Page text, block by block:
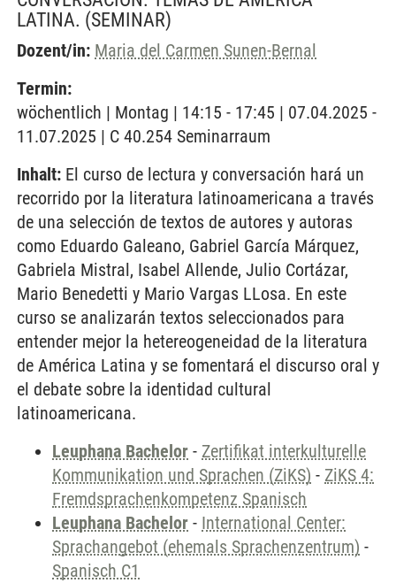
LATINA. (SEMINAR)
Dozent/in: Maria del Carmen Sunen-Bernal
Termin:
wöchentlich | Montag | 14:15 - 17:45 | 07.04.2025 -
11.07.2025 | C 40.254 Seminarraum
Inhalt: El curso de lectura y conversación hará un
recorrido por la literatura latinoamericana a través
de una selección de textos de autores y autoras
como Eduardo Galeano, Gabriel García Márquez,
Gabriela Mistral, Isabel Allende, Julio Cortázar,
Mario Benedetti y Mario Vargas LLosa. En este
curso se analizarán textos seleccionados para
entender mejor la hetereogeneidad de la literatura
de América Latina y se fomentará el discurso oral y
el debate sobre la identidad cultural
latinoamericana.
Leuphana Bachelor - Zertifikat interkulturelle
Kommunikation und Sprachen (ZiKS) - ZiKS 4:
Fremdsprachenkompetenz Spanisch
Leuphana Bachelor - International Center:
Sprachangebot (ehemals Sprachenzentrum) -
Spanisch C1